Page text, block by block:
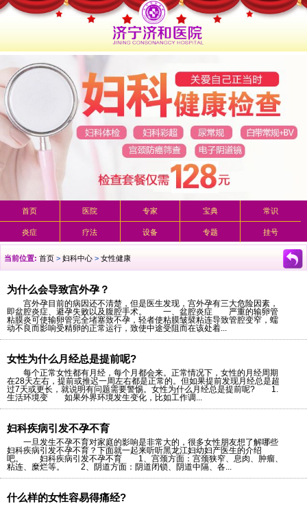
首页 医院 专家 宝典 常识
炎症 疗法 设备 专题 挂号
当前位置: 首页 > 妇科中心 > 女性健康
为什么会导致宫外孕？
宫外孕目前的病因还不清楚，但是医生发现，宫外孕有三大危险因素，
即盆腔炎症、避孕失败以及腹腔手术。 一、盆腔炎症 严重的输卵管
粘膜炎可使输卵管完全堵塞致不孕，轻者使粘膜皱襞粘连导致管腔变窄，蠕
动不良而影响受精卵的正常运行，致使中途受阻而在该处着...
女性为什么月经总是提前呢?
每个正常女性都有月经，每个月都会来。正常情况下，女性的月经周期
在28天左右，提前或推迟一周左右都是正常的。但如果提前发现月经总是超
过7天或更长，就说明有问题需要警惕。女性为什么月经总是提前呢? 1.
生活环境变 如果外界环境发生变化，比如工作调...
妇科疾病引发不孕不育
一旦发生不孕不育对家庭的影响是非常大的，很多女性朋友想了解哪些
妇科疾病引发不孕不育？下面就一起来听听黑龙江妇幼妇产医生的介绍
吧。 妇科疾病引发不孕不育 1、宫颈方面：宫颈狭窄、息肉、肿瘤、
粘连、糜烂等。 2、阴道方面：阴道闭锁、阴道中隔、各...
什么样的女性容易得痛经?